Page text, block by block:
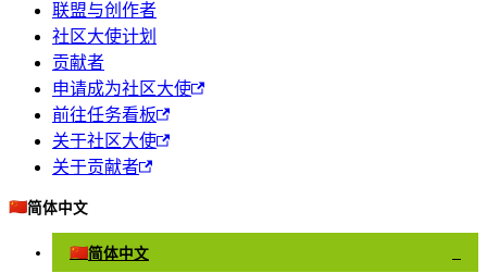
联盟与创作者
社区大使计划
贡献者
申请成为社区大使
前往任务看板
关于社区大使
关于贡献者
🇨🇳简体中文
🇨🇳简体中文